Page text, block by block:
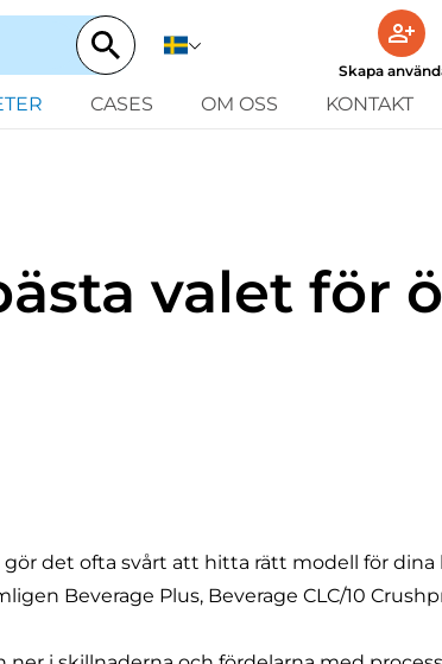
Skapa
CASES OM OSS KONTAKT
valet för
det ofta svårt att hitta rätt modell för dina
Beverage Plus, Beverage CLC/10